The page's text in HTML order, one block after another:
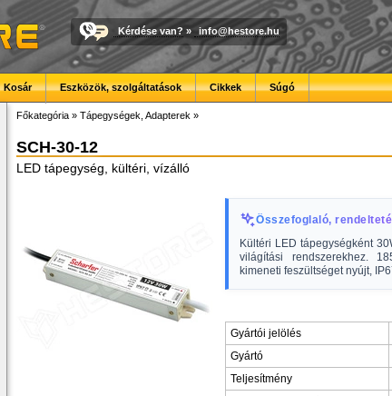
Kérdése van? » info@hestore.hu
Kosár Eszközök, szolgáltatások Cikkek Súgó
Főkategória » Tápegységek, Adapterek »
SCH-30-12
LED tápegység, kültéri, vízálló
Összefoglaló,
Kültéri LED tápegységként
világítási rendszerekhez.
kimeneti feszültséget nyújt,
Gyártói jelölés
Gyártó
Teljesítmény